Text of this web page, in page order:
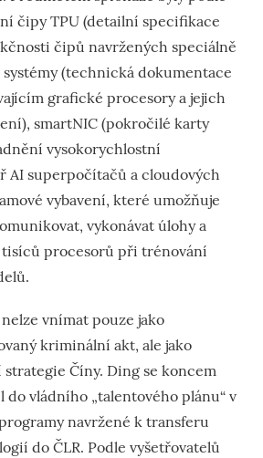
čipy TPU (detailní specifikace
čipů navržených speciálně
systémy (technická dokumentace
grafické procesory a jejich
smartNIC (pokročilé karty
vysokorychlostní
AI superpočítačů a cloudových
vybavení, které umožňuje
vykonávat úlohy a
procesorů při trénování
vnímat pouze jako
kriminální akt, ale jako
Číny. Ding se koncem
vládního „talentového plánu“ v
navržené k transferu
do ČLR. Podle vyšetřovatelů